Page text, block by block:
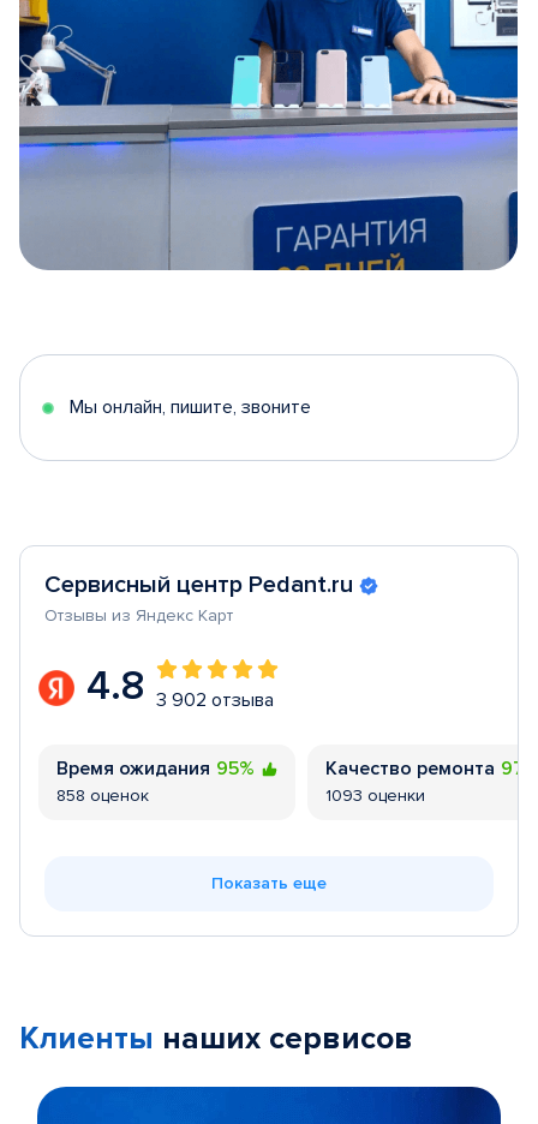
5
Мы онлайн, пишите, звоните
Сервисный центр Pedant.ru
Отзывы из Яндекс Карт
4.8 3 902 отзыва
Время ожидания 95%
858 оценок
Качество ремонта
1093 оценки
Показать еще
Клиенты наших сервисов